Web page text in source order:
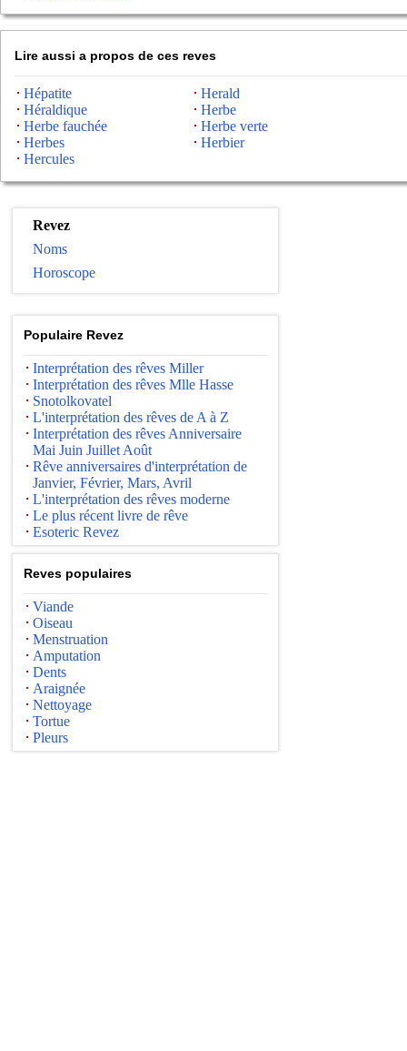
Lire aussi a propos de ces reves
Hépatite
Herald
Héraldique
Herbe
Herbe fauchée
Herbe verte
Herbes
Herbier
Hercules
Revez
Noms
Horoscope
Populaire Revez
Interprétation des rêves Miller
Interprétation des rêves Mlle Hasse
Snotolkovatel
L'interprétation des rêves de A à Z
Interprétation des rêves Anniversaire
Mai Juin Juillet Août
Rêve anniversaires d'interprétation de
Janvier, Février, Mars, Avril
L'interprétation des rêves moderne
Le plus récent livre de rêve
Esoteric Revez
Reves populaires
Viande
Oiseau
Menstruation
Amputation
Dents
Araignée
Nettoyage
Tortue
Pleurs